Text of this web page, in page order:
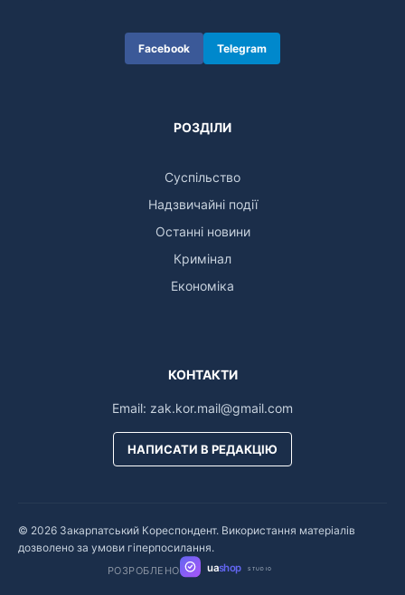
Facebook Telegram
РОЗДІЛИ
Суспільство
Надзвичайні події
Останні новини
Кримінал
Економіка
КОНТАКТИ
Email: zak.kor.mail@gmail.com
НАПИСАТИ В РЕДАКЦІЮ
© 2026 Закарпатський Кореспондент. Використання матеріалів
дозволено за умови гіперпосилання.
РОЗРОБЛЕНО uashop STUDIO